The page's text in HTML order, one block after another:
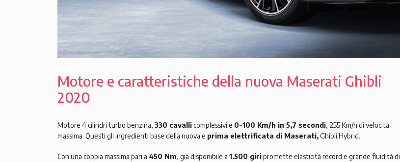
Motore e caratteristiche della nuova Maserati Ghibli
2020
Motore 4 cilindri turbo benzina, 330 cavallicomplessivi e 0-100 Km/h in 5,7 secondi, 255 Km/h di velocità
massima. Questi gli ingredienti base della nuova e prima elettrificata di Maserati,Ghibli Hybrid.
Con una coppia massima pari a 450 Nm, già disponibile a 1.500 giripromette elasticità record e grande fluidità di